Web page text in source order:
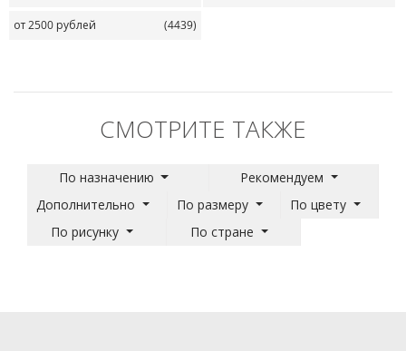
от 2500 рублей (4439)
СМОТРИТЕ ТАКЖЕ
По назначению
Рекомендуем
Дополнительно
По размеру
По цвету
По рисунку
По стране